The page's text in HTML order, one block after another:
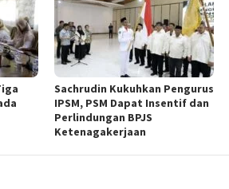
Sachrudin Kukuhkan Pengurus
IPSM, PSM Dapat Insentif dan
Perlindungan BPJS
Ketenagakerjaan